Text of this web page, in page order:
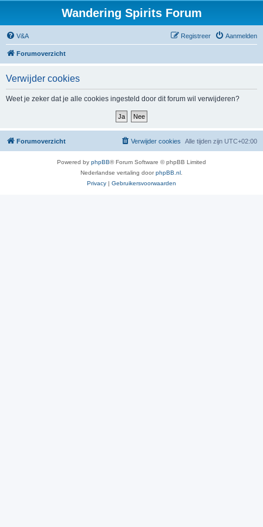
Wandering Spirits Forum
V&A Aanmelden
Registreer
Forumoverzicht
Verwijder cookies
Weet je zeker dat je alle cookies ingesteld door dit forum wil verwijderen?
Forumoverzicht Alle tijden zijn UTC+02:00
Verwijder cookies
Powered by phpBB® Forum Software © phpBB Limited
Nederlandse vertaling doorphpBB.nl
Privacy | Gebruikersvoorwaarden